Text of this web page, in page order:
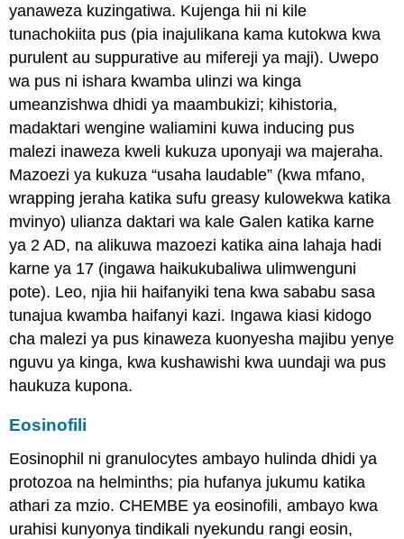
yanaweza kuzingatiwa. Kujenga hii ni kile
tunachokiita pus (pia inajulikana kama kutokwa kwa
purulent au suppurative au mifereji ya maji). Uwepo
wa pus ni ishara kwamba ulinzi wa kinga
umeanzishwa dhidi ya maambukizi; kihistoria,
madaktari wengine waliamini kuwa inducing pus
malezi inaweza kweli kukuza uponyaji wa majeraha.
Mazoezi ya kukuza “usaha laudable” (kwa mfano,
wrapping jeraha katika sufu greasy kulowekwa katika
mvinyo) ulianza daktari wa kale Galen katika karne
ya 2 AD, na alikuwa mazoezi katika aina lahaja hadi
karne ya 17 (ingawa haikukubaliwa ulimwenguni
pote). Leo, njia hii haifanyiki tena kwa sababu sasa
tunajua kwamba haifanyi kazi. Ingawa kiasi kidogo
cha malezi ya pus kinaweza kuonyesha majibu yenye
nguvu ya kinga, kwa kushawishi kwa uundaji wa pus
haukuza kupona.
Eosinofili
Eosinophil ni granulocytes ambayo hulinda dhidi ya
protozoa na helminths; pia hufanya jukumu katika
athari za mzio. CHEMBE ya eosinofili, ambayo kwa
urahisi kunyonya tindikali nyekundu rangi eosin,